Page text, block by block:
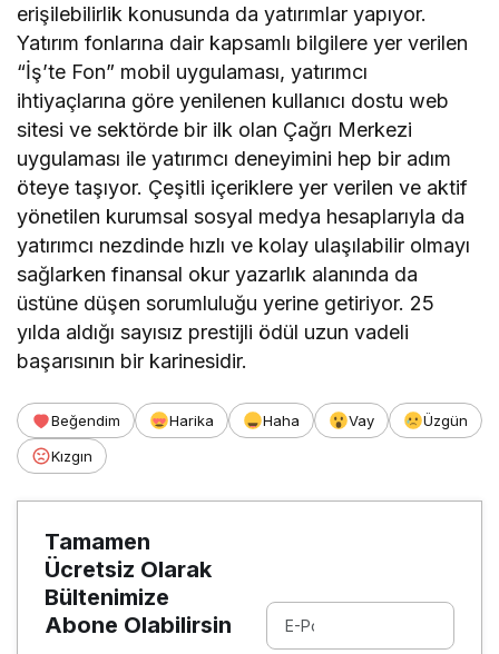
erişilebilirlik konusunda da yatırımlar yapıyor.
Yatırım fonlarına dair kapsamlı bilgilere yer verilen
“İş’te Fon” mobil uygulaması, yatırımcı
ihtiyaçlarına göre yenilenen kullanıcı dostu web
sitesi ve sektörde bir ilk olan Çağrı Merkezi
uygulaması ile yatırımcı deneyimini hep bir adım
öteye taşıyor. Çeşitli içeriklere yer verilen ve aktif
yönetilen kurumsal sosyal medya hesaplarıyla da
yatırımcı nezdinde hızlı ve kolay ulaşılabilir olmayı
sağlarken finansal okur yazarlık alanında da
üstüne düşen sorumluluğu yerine getiriyor. 25
yılda aldığı sayısız prestijli ödül uzun vadeli
başarısının bir karinesidir.
Beğendim Harika Haha Vay
Üzgün
Kızgın
Tamamen
Ücretsiz Olarak
Bültenimize
Abone Olabilirsin